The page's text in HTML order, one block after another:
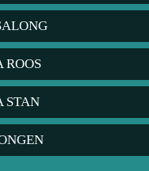
ROOS
STAN